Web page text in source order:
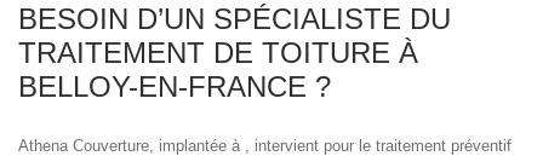
BESOIN D’UN SPÉCIALISTE DU
TRAITEMENT DE TOITURE À
BELLOY-EN-FRANCE ?
Athena Couverture, implantée à , intervient pour le traitement préventif